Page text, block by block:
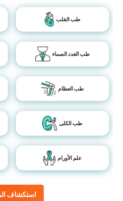
استكشاف
طب القلب
طب الغدد الصماء
طب العظام
طب الكلى
علم الأورام